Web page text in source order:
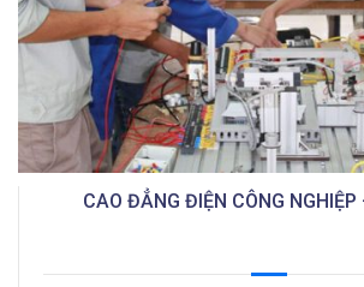
CAO ĐẲNG ĐIỆN CÔNG NGHIỆP